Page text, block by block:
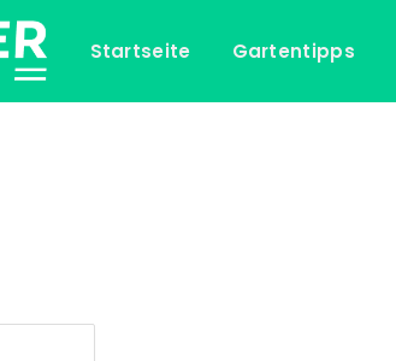
Startseite Gartentipps